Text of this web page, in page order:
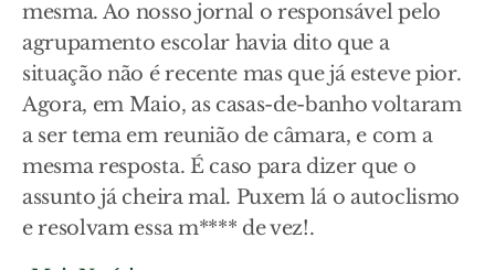
mesma. Ao nosso jornal o responsável pelo
agrupamento escolar havia dito que a
situação não é recente mas que já esteve pior.
Agora, em Maio, as casas-de-banho voltaram
a ser tema em reunião de câmara, e com a
mesma resposta. É caso para dizer que o
assunto já cheira mal. Puxem lá o autoclismo
e resolvam essa m**** de vez!.